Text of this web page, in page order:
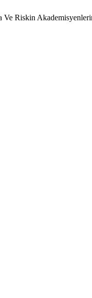
Ve Riskin